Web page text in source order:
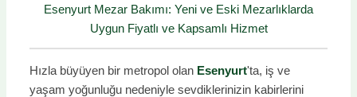
Esenyurt Mezar Bakımı: Yeni ve Eski Mezarlıklarda
Uygun Fiyatlı ve Kapsamlı Hizmet
Hızla büyüyen bir metropol olan Esenyurt'ta, iş ve
yaşam yoğunluğu nedeniyle sevdiklerinizin kabirlerini